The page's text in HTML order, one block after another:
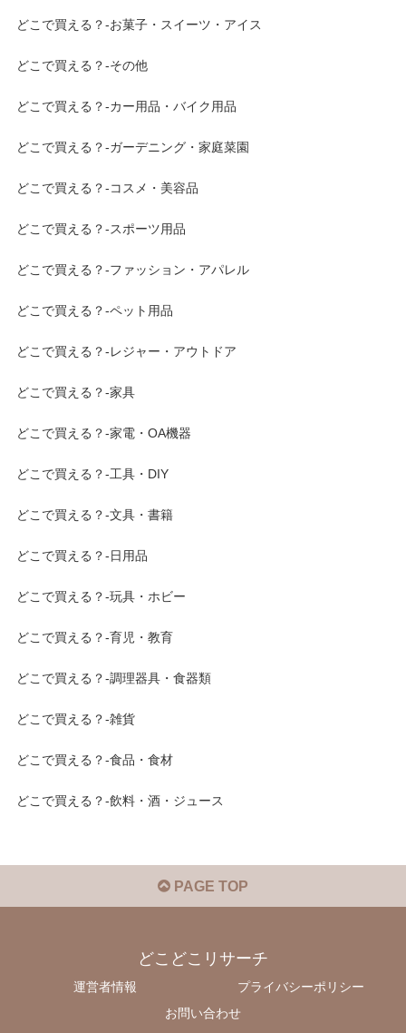
どこで買える？-お菓子・スイーツ・アイス
どこで買える？-その他
どこで買える？-カー用品・バイク用品
どこで買える？-ガーデニング・家庭菜園
どこで買える？-コスメ・美容品
どこで買える？-スポーツ用品
どこで買える？-ファッション・アパレル
どこで買える？-ペット用品
どこで買える？-レジャー・アウトドア
どこで買える？-家具
どこで買える？-家電・OA機器
どこで買える？-工具・DIY
どこで買える？-文具・書籍
どこで買える？-日用品
どこで買える？-玩具・ホビー
どこで買える？-育児・教育
どこで買える？-調理器具・食器類
どこで買える？-雑貨
どこで買える？-食品・食材
どこで買える？-飲料・酒・ジュース
PAGE TOP
どこどこリサーチ
運営者情報
プライバシーポリシー
お問い合わせ